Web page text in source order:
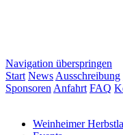
Navigation überspringen
Start News Ausschreibung
Sponsoren Anfahrt FAQ
Weinheimer